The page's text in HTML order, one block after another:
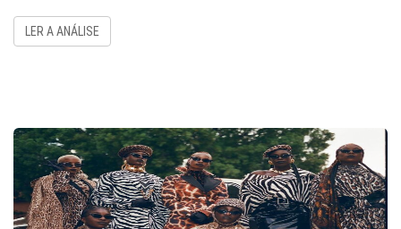
LER A ANÁLISE